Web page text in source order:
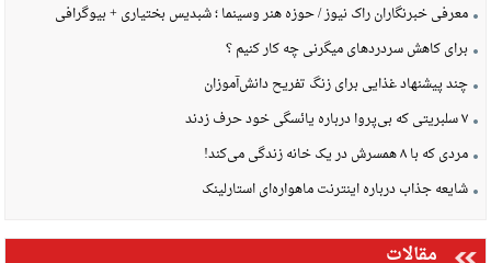
معرفی خبرنگاران راک نیوز / حوزه هنر وسینما ؛ شبدیس بختیاری + بیوگرافی
برای کاهش سردردهای میگرنی چه کار کنیم ؟
چند پیشنهاد غذایی برای زنگ تفریح دانش‌آموزان
۷ سلبریتی که بی‌پروا درباره یائسگی خود حرف زدند
مردی که با ۸ همسرش در یک خانه زندگی می‌کند!
شایعه جذاب درباره اینترنت ماهواره‌ای استارلینک
مقالات